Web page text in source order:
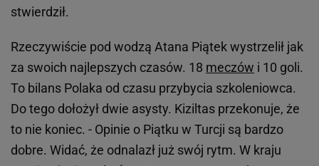
stwierdził.
Rzeczywiście pod wodzą Atana Piątek wystrzelił jak
za swoich najlepszych czasów. 18 meczów i 10 goli.
To bilans Polaka od czasu przybycia szkoleniowca.
Do tego dołożył dwie asysty. Kiziltas przekonuje, że
to nie koniec. - Opinie o Piątku w Turcji są bardzo
dobre. Widać, że odnalazł już swój rytm. W kraju